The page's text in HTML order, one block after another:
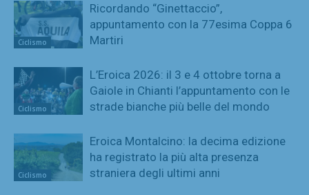
Ciclismo
Ricordando “Ginettaccio”,
appuntamento con la 77esima Coppa 6
Martiri
Ciclismo
L’Eroica 2026: il 3 e 4 ottobre torna a
Gaiole in Chianti l’appuntamento con le
strade bianche più belle del mondo
Ciclismo
Eroica Montalcino: la decima edizione
ha registrato la più alta presenza
straniera degli ultimi anni